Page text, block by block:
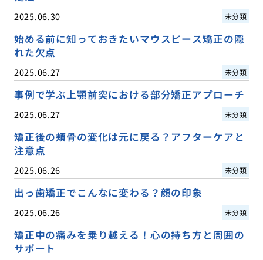
2025.06.30 未分類
始める前に知っておきたいマウスピース矯正の隠
れた欠点
2025.06.27 未分類
事例で学ぶ上顎前突における部分矯正アプローチ
2025.06.27 未分類
矯正後の頬骨の変化は元に戻る？アフターケアと
注意点
2025.06.26 未分類
出っ歯矯正でこんなに変わる？顔の印象
2025.06.26 未分類
矯正中の痛みを乗り越える！心の持ち方と周囲の
サポート